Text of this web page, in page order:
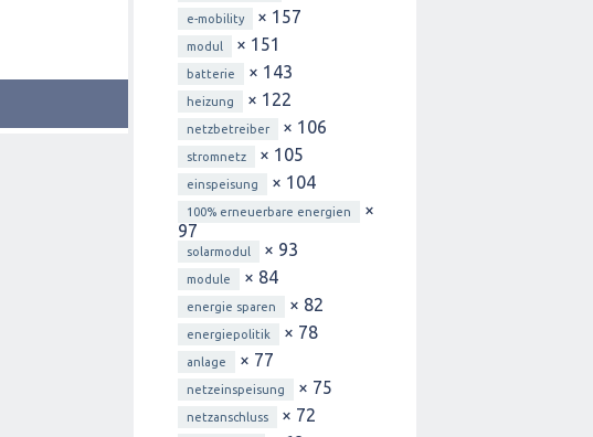
e-mobility × 157
modul × 151
batterie × 143
heizung × 122
netzbetreiber × 106
stromnetz × 105
einspeisung × 104
100% erneuerbare energien
×
97
solarmodul × 93
module × 84
energie sparen × 82
energiepolitik × 78
anlage × 77
netzeinspeisung × 75
netzanschluss × 72